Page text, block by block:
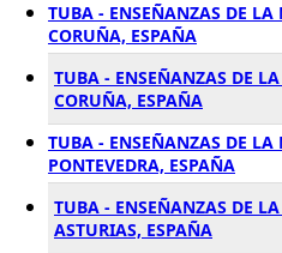
TUBA - ENSEÑANZAS DE
CORUÑA, ESPAÑA
TUBA - ENSEÑANZAS DE
CORUÑA, ESPAÑA
TUBA - ENSEÑANZAS DE
PONTEVEDRA, ESPAÑA
TUBA - ENSEÑANZAS DE
ASTURIAS, ESPAÑA